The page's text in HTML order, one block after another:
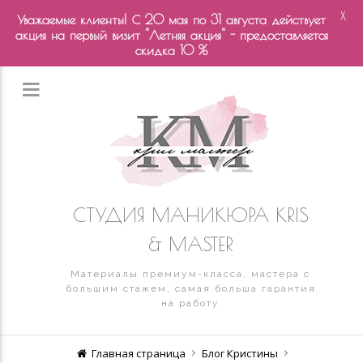
СТУДИЯ МАНИКЮРА KRIS
& MASTER
Материалы премиум-класса, мастера с
большим стажем, самая больша гарантия
на работу
Главная страница Блог Кристины
Уважаемые клиенты! С 20 мая по 31 августа действует
акция на первый визит "Летняя акция" - предоставляется
скидка 10 %
X